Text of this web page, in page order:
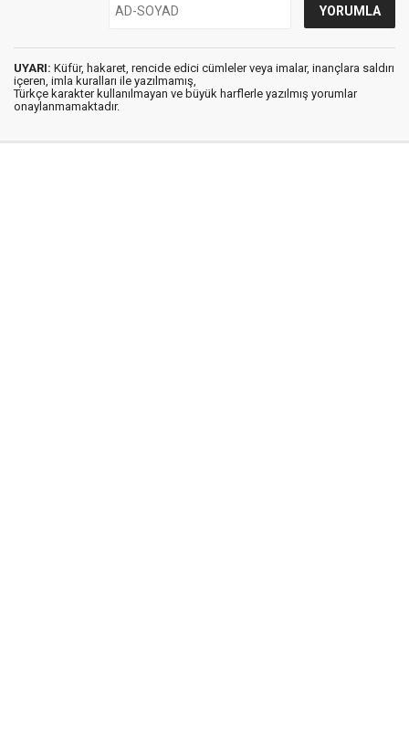
UYARI: Küfür, hakaret, rencide edici cümleler veya imalar, inançlara saldırı
içeren, imla kuralları ile yazılmamış,
Türkçe karakter kullanılmayan ve büyük harflerle yazılmış yorumlar
onaylanmamaktadır.